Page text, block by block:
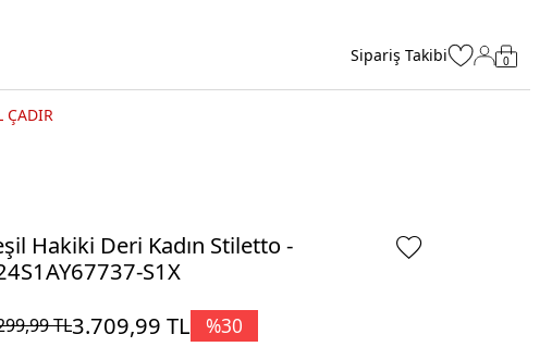
Sipariş Takibi 0
ÇADIR
Hakiki Deri Kadın Stiletto -
S1X
TL3.709,99 TL %30